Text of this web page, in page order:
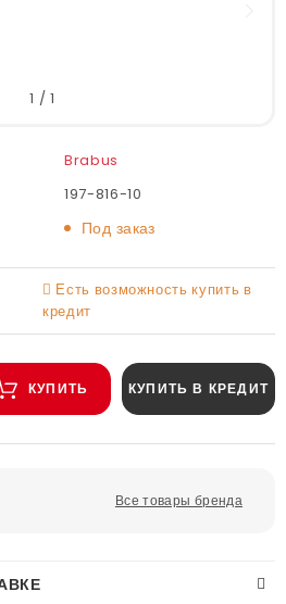
1 / 1
Brabus
197-816-10
Под заказ
Есть возможность купить в
кредит
КУПИТЬ КУПИТЬ В КРЕДИТ
Все товары бренда